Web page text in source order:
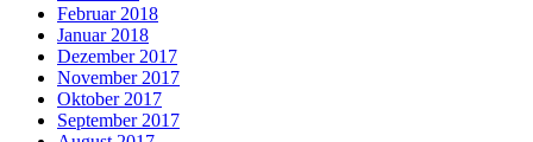
Februar 2018
Januar 2018
Dezember 2017
November 2017
Oktober 2017
September 2017